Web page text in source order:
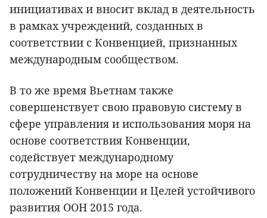
инициативах и вносит вклад в деятельность
в рамках учреждений, созданных в
соответствии с Конвенцией, признанных
международным сообществом.
В то же время Вьетнам также
совершенствует свою правовую систему в
сфере управления и использования моря на
основе соответствия Конвенции,
содействует международному
сотрудничеству на море на основе
положений Конвенции и Целей устойчивого
развития ООН 2015 года.